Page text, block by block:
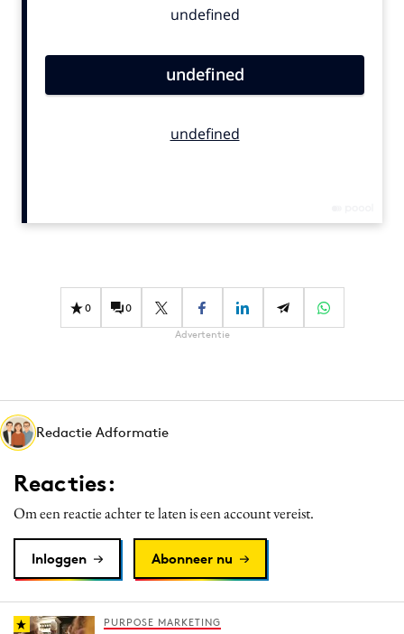
Contentmarketing
Effectiviteit
Gedragsverandering
Martech
Media
Merkstrategie
PR
Programmatic
Reputatie & crisis
0 0
Advertentie
Redactie Adformatie
Reacties:
Om een reactie achter te laten is een account vereist.
Inloggen Abonneer nu
PURPOSE MARKETING